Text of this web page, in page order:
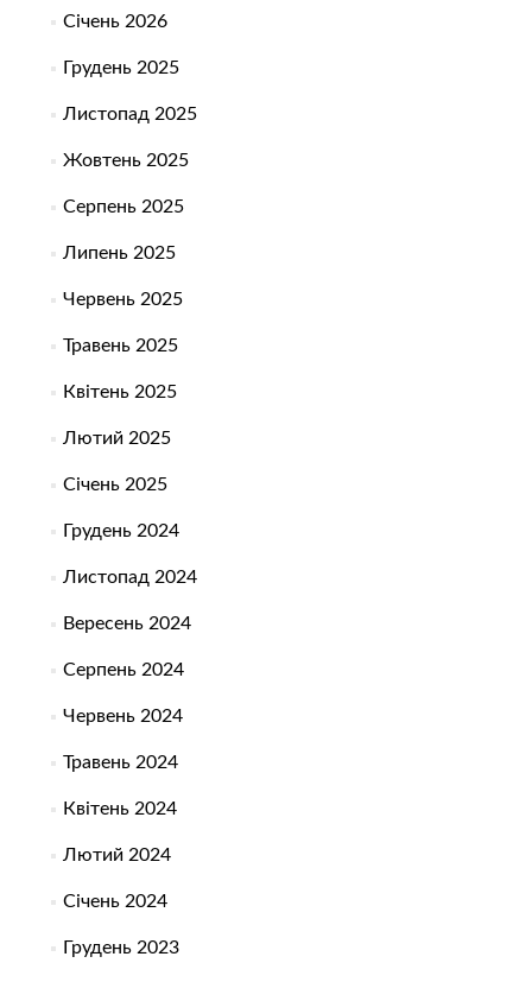
Січень 2026
Грудень 2025
Листопад 2025
Жовтень 2025
Серпень 2025
Липень 2025
Червень 2025
Травень 2025
Квітень 2025
Лютий 2025
Січень 2025
Грудень 2024
Листопад 2024
Вересень 2024
Серпень 2024
Червень 2024
Травень 2024
Квітень 2024
Лютий 2024
Січень 2024
Грудень 2023